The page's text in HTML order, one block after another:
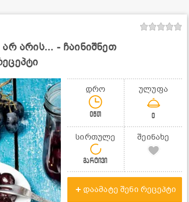
არის... - ჩაინიშნეთ
დრო
0წთ
ულუფა
0
სირთულე
მარტივი
შეინახე
დაამატე შენი რეცეპტი